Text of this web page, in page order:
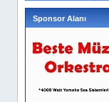
Sponsor Alanı